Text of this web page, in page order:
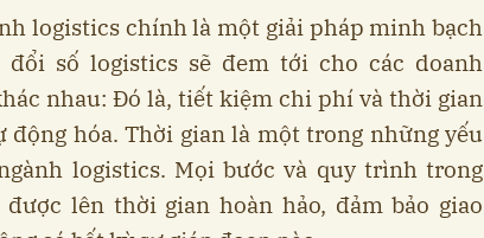
logistics chính là một giải pháp minh bạch
đổi số logistics sẽ đem tới cho các doanh
nhau: Đó là, tiết kiệm chi phí và thời gian
động hóa. Thời gian là một trong những yếu
logistics. Mọi bước và quy trình trong
lên thời gian hoàn hảo, đảm bảo giao